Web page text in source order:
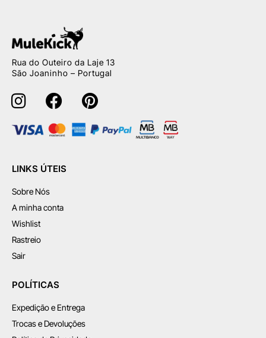
Rua do Outeiro da Laje 13
São Joaninho – Portugal
LINKS ÚTEIS
Sobre Nós
A minha conta
Wishlist
Rastreio
Sair
POLÍTICAS
Expedição e Entrega
Trocas e Devoluções